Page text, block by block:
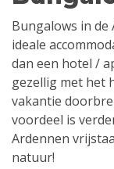
Bungalows in de
ideale
dan een hotel /
gezellig met het
vakantie
voordeel is
Ardennen
natuur!